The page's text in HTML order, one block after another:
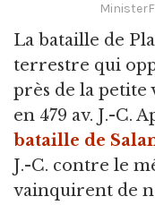
La bataille de
terrestre qui
près de la petite
en 479 av. J.-C.
bataille de
J.-C. contre le
vainquirent de